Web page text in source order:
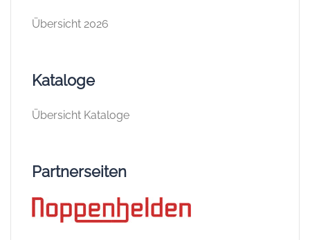
Übersicht 2026
Kataloge
Übersicht Kataloge
Partnerseiten